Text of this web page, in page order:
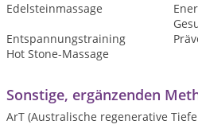
Edelsteinmassage
Entspannungstraining
Hot Stone-Massage
Sonstige, ergänzenden
ArT (Australische regenerative